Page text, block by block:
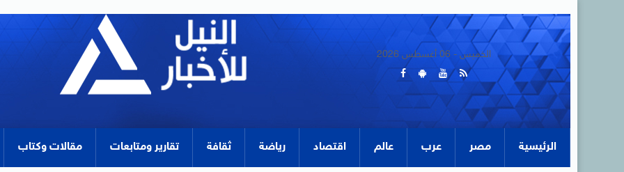
الخميس - 06 أغسطس 2026
الرئيسية مصر عرب عالم اقتصاد رياضة ثقافة تقارير ومتابعات مقالات وكتاب